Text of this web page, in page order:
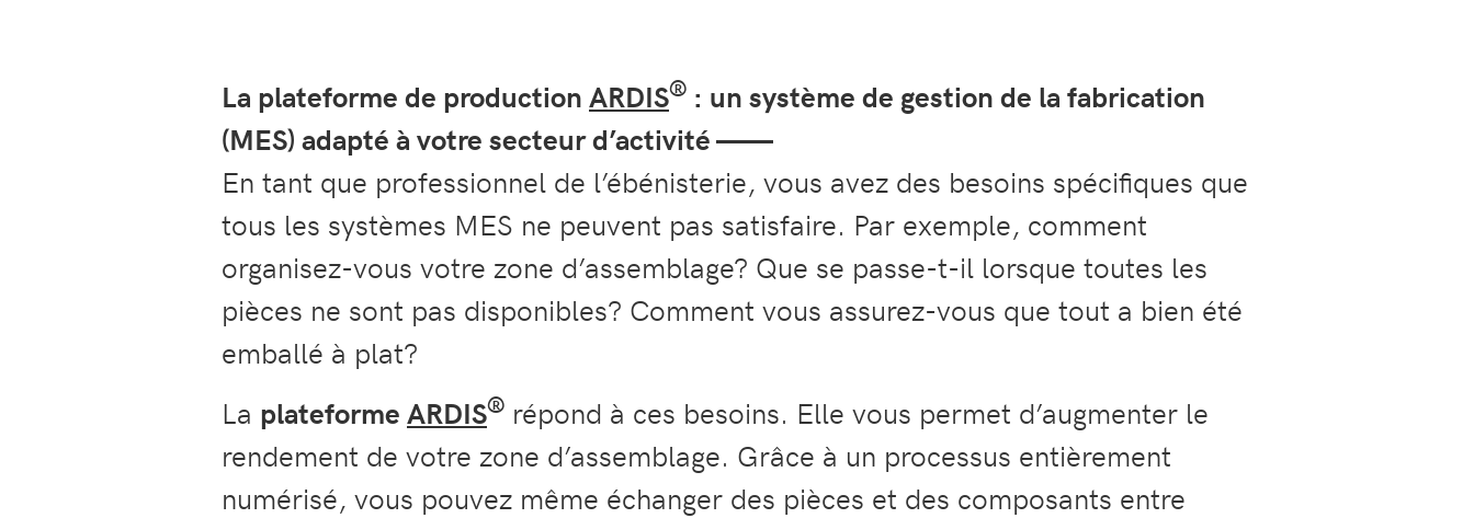
La plateforme de production ARDIS® : un système de gestion de la fabrication
(MES) adapté à votre secteur d’activité ——
En tant que professionnel de l’ébénisterie, vous avez des besoins spécifiques que
tous les systèmes MES ne peuvent pas satisfaire. Par exemple, comment
organisez-vous votre zone d’assemblage? Que se passe-t-il lorsque toutes les
pièces ne sont pas disponibles? Comment vous assurez-vous que tout a bien été
emballé à plat?
La plateforme ARDIS® répond à ces besoins. Elle vous permet d’augmenter le
rendement de votre zone d’assemblage. Grâce à un processus entièrement
numérisé, vous pouvez même échanger des pièces et des composants entre